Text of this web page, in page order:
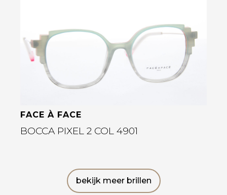
FACE À FACE
BOCCA PIXEL 2 COL 4901
bekijk meer brillen